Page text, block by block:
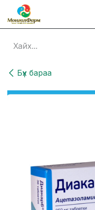
Skip to Content
Бүх бараа